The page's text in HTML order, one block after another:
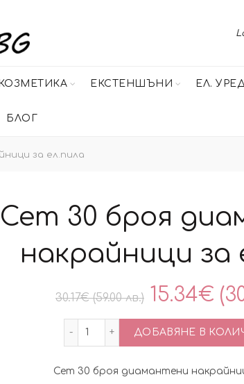
КОЗМЕТИКА ЕКСТЕНШЪНИ ЕЛ.
БЛОГ
за ел.пила
Сет 30 броя
накрайници за
30.17€ (59.00 лв.) Original
price
15.34€
количество за Сет 30 броя
ДОБАВЯНЕ В
Сет 30 броя диамантени